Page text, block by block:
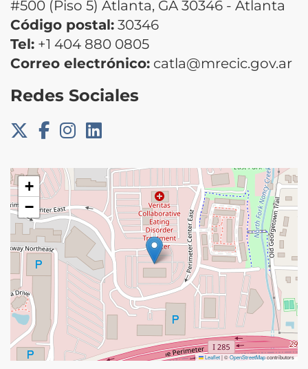
#500 (Piso 5) Atlanta, GA 30346 - Atlanta
Código postal: 30346
Tel: +1 404 880 0805
Correo electrónico: catla@mrecic.gov.ar
Redes Sociales
+
−
Leaflet|©OpenStreetMapcontributors